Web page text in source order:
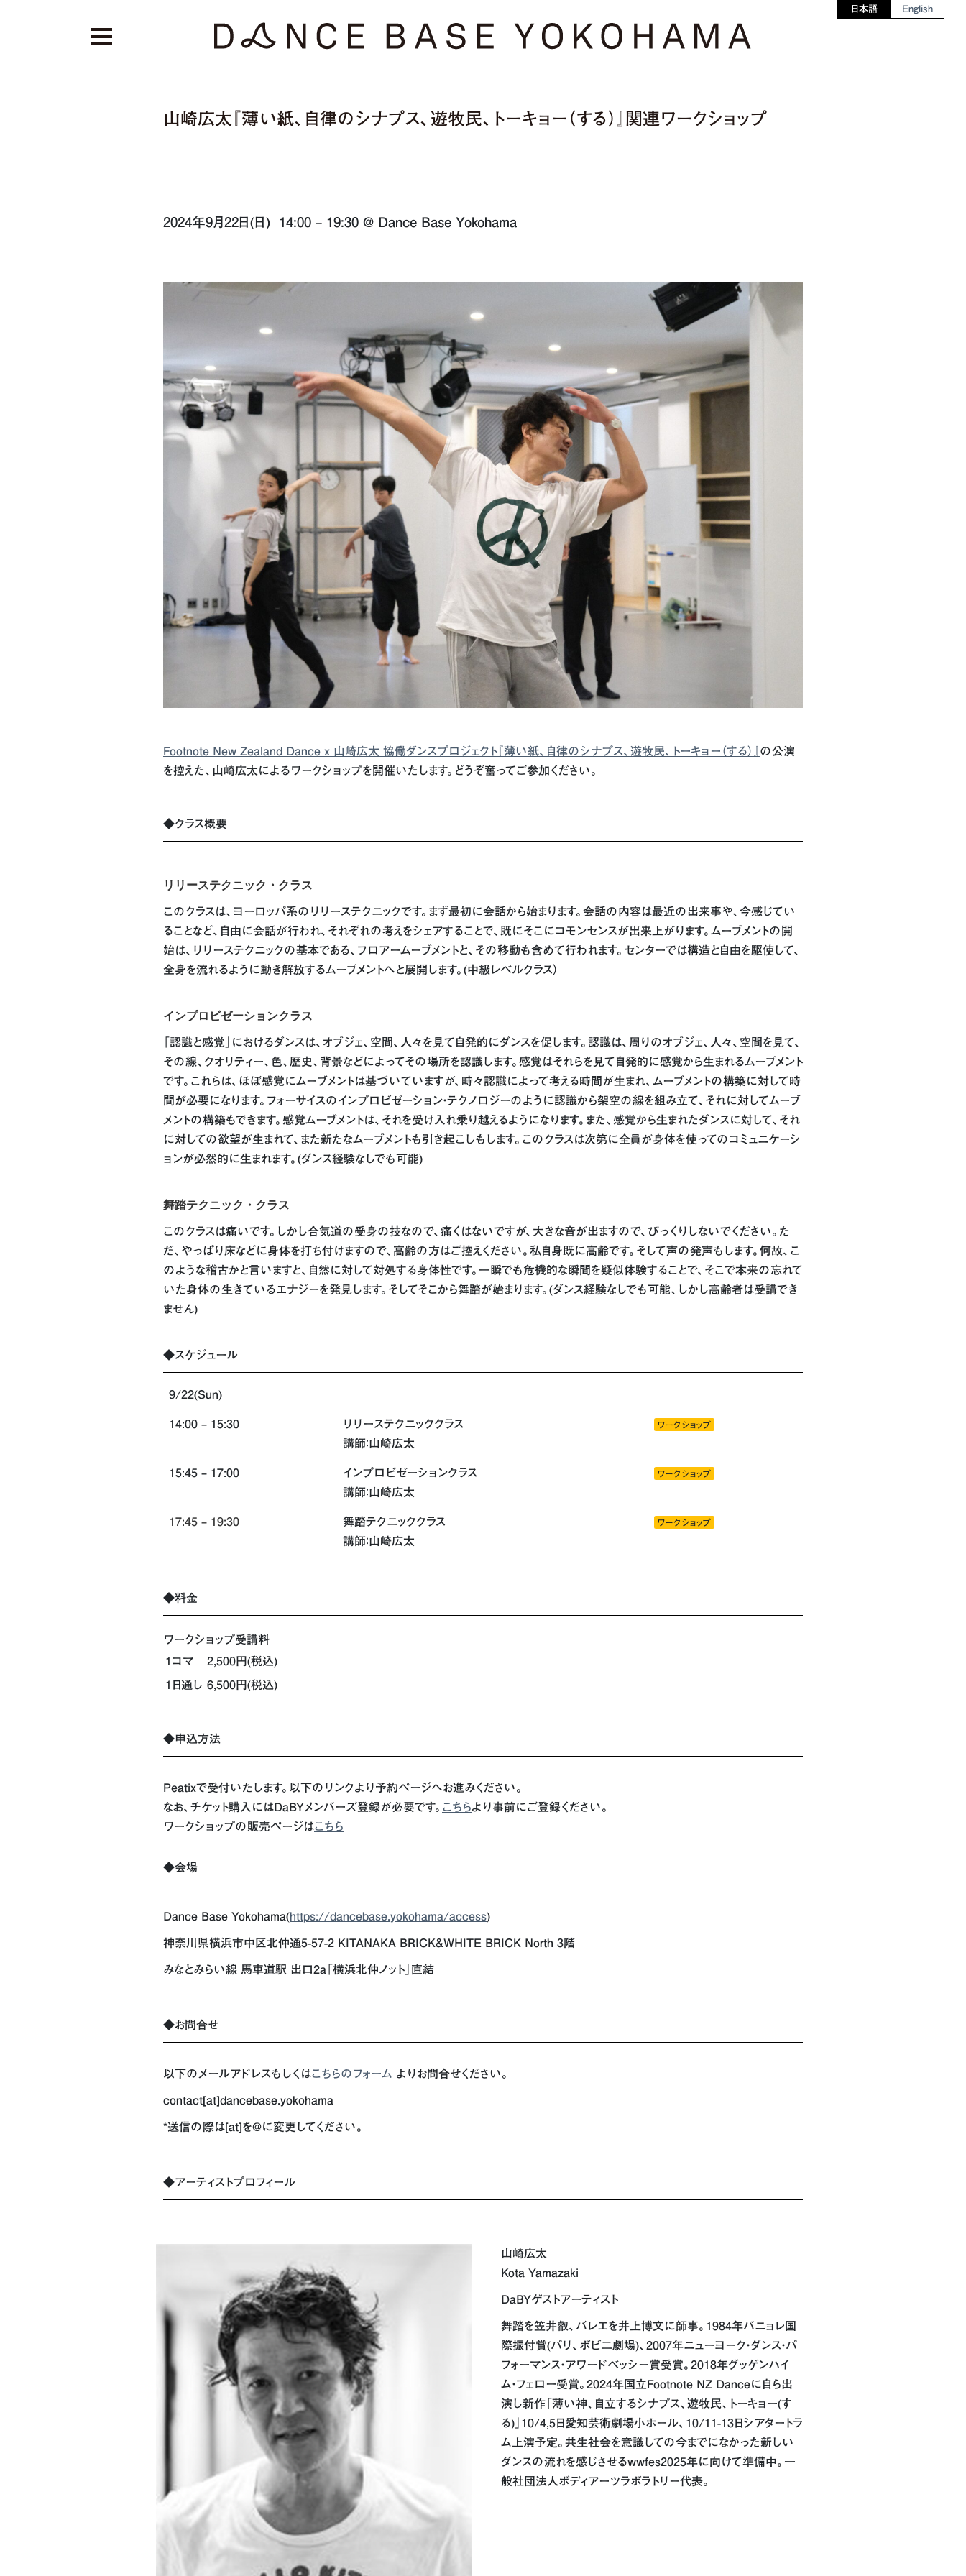
日本語 English
山崎広太『薄い紙、自律のシナプス、遊牧民、トーキョー（する）』関連ワークショップ
2024年9月22日(日) 14:00 – 19:30 @ Dance Base Yokohama
Footnote New Zealand Dance x 山崎広太 協働ダンスプロジェクト『薄い紙、自律のシナプス、遊牧民、トーキョー（する）』 の公演
を控えた、山崎広太によるワークショップを開催いたします。 どうぞ奮ってご参加ください。
◆クラス概要
リリーステクニック・クラス
このクラスは、ヨーロッパ系のリリーステクニックです。まず最初に会話から始まります。会話の内容は最近の出来事や、今感じてい
ることなど、自由に会話が行われ、それぞれの考えをシェアすることで、既にそこにコモンセンスが出来上がります。ムーブメントの開
始は、リリーステクニックの基本である、フロアームーブメントと、その移動も含めて行われます。センターでは構造と自由を駆使して、
全身を流れるように動き解放するムーブメントへと展開します。(中級レベルクラス）
インプロビゼーションクラス
「認識と感覚」におけるダンスは、オブジェ、空間、人々を見て自発的にダンスを促します。認識は、周りのオブジェ、人々、空間を見て、
その線、クオリティー、色、歴史、背景などによってその場所を認識します。感覚はそれらを見て自発的に感覚から生まれるムーブメント
です。これらは、ほぼ感覚にムーブメントは基づいていますが、時々認識によって考える時間が生まれ、ムーブメントの構築に対して時
間が必要になります。フォーサイスのインプロビゼーション・テクノロジーのように認識から架空の線を組み立て、それに対してムーブ
メントの構築もできます。感覚ムーブメントは、それを受け入れ乗り越えるようになります。また、感覚から生まれたダンスに対して、それ
に対しての欲望が生まれて、また新たなムーブメントも引き起こしもします。このクラスは次第に全員が身体を使ってのコミュニケーシ
ョンが必然的に生まれます。(ダンス経験なしでも可能)
舞踏テクニック・クラス
このクラスは痛いです。しかし合気道の受身の技なので、痛くはないですが、大きな音が出ますので、びっくりしないでください。た
だ、やっぱり床などに身体を打ち付けますので、高齢の方はご控えください。私自身既に高齢です。そして声の発声もします。何故、こ
のような稽古かと言いますと、自然に対して対処する身体性です。一瞬でも危機的な瞬間を疑似体験することで、そこで本来の忘れて
いた身体の生きているエナジーを発見します。そしてそこから舞踏が始まります。(ダンス経験なしでも可能、しかし高齢者は受講でき
ません)
◆スケジュール
9/22(Sun)
14:00 – 15:30
リリーステクニッククラス
講師：山崎広太
ワークショップ
15:45 – 17:00
インプロビゼーションクラス
講師：山崎広太
ワークショップ
17:45 – 19:30
舞踏テクニッククラス
講師：山崎広太
ワークショップ
◆料金
ワークショップ受講料
1コマ
2,500円(税込)
1日通し 6,500円(税込)
◆申込方法
Peatixで受付いたします。以下のリンクより予約ページへお進みください。
なお、チケット購入にはDaBYメンバーズ登録が必要です。 こちらより事前にご登録ください。
ワークショップの販売ページはこちら
◆会場
Dance Base Yokohama(https://dancebase.yokohama/access)
神奈川県横浜市中区北仲通5-57-2 KITANAKA BRICK&WHITE BRICK North 3階
みなとみらい線 馬車道駅 出口2a「横浜北仲ノット」直結
◆お問合せ
以下のメールアドレスもしくはこちらのフォーム よりお問合せください。
contact[at]dancebase.yokohama
*送信の際は[at]を@に変更してください。
◆アーティストプロフィール
山崎広太
Kota Yamazaki
DaBYゲストアーティスト
舞踏を笠井叡、バレエを井上博文に師事。1984年バニョレ国
際振付賞(パリ、ボビ二劇場)、2007年ニューヨーク・ダンス・パ
フォーマンス・アワードベッシー賞受賞。2018年グッゲンハイ
ム・フェロー受賞。2024年国立Footnote NZ Danceに自ら出
演し新作「薄い神、自立するシナプス、遊牧民、トーキョー(す
る)」10/4,5日愛知芸術劇場小ホール、10/11-13日シアタートラ
ム上演予定。共生社会を意識しての今までになかった新しい
ダンスの流れを感じさせるwwfes2025年に向けて準備中。一
般社団法人ボディアーツラボラトリー代表。